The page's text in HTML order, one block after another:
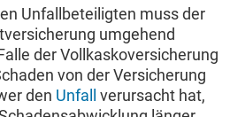
Unfallbeteiligten muss der
umgehend
der Vollkaskoversicherung
von der Versicherung
den Unfall
verursacht hat,